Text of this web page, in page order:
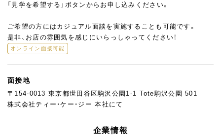
「見学を希望する」ボタンからお申し込みください。
ご希望の方にはカジュアル面談を実施することも可能です。
是非、お店の雰囲気を感じにいらっしゃってください！
オンライン面接可能
面接地
〒154-0013 東京都世田谷区駒沢公園1-1 Tote駒沢公園 501
株式会社ティー・ケー・ジー 本社にて
企業情報